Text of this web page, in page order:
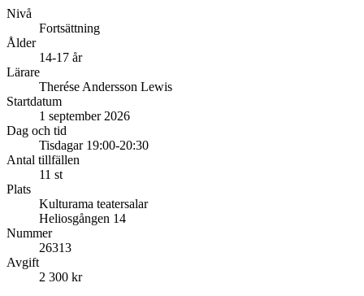
Nivå
Fortsättning
Ålder
14-17 år
Lärare
Therése Andersson Lewis
Startdatum
1 september 2026
Dag och tid
Tisdagar 19:00-20:30
Antal tillfällen
11 st
Plats
Kulturama teatersalar
Heliosgången 14
Nummer
26313
Avgift
2 300 kr